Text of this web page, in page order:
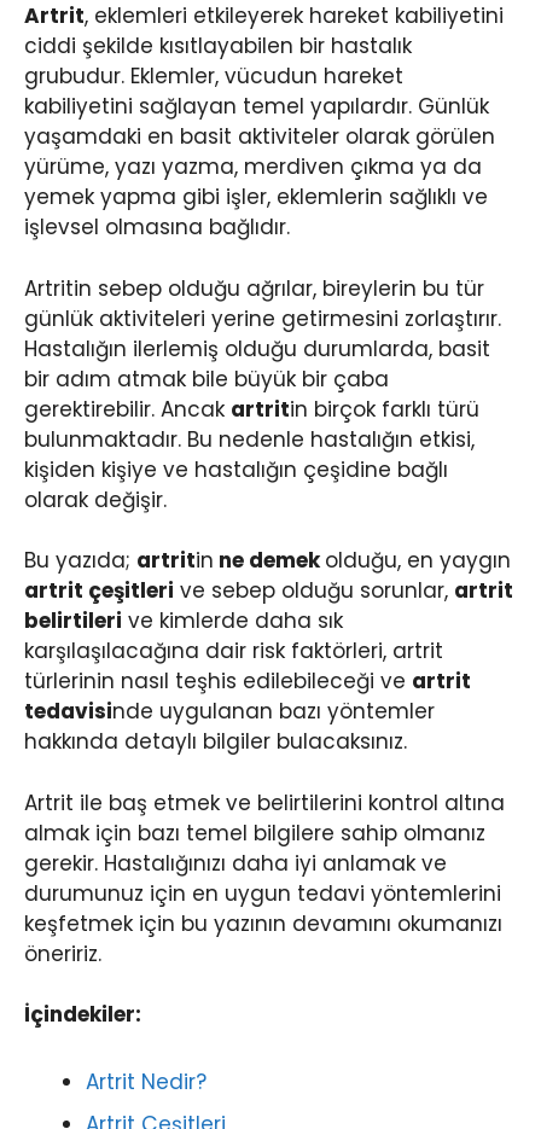
Artrit, eklemleri etkileyerek hareket kabiliyetini
ciddi şekilde kısıtlayabilen bir hastalık
grubudur. Eklemler, vücudun hareket
kabiliyetini sağlayan temel yapılardır. Günlük
yaşamdaki en basit aktiviteler olarak görülen
yürüme, yazı yazma, merdiven çıkma ya da
yemek yapma gibi işler, eklemlerin sağlıklı ve
işlevsel olmasına bağlıdır.
Artritin sebep olduğu ağrılar, bireylerin bu tür
günlük aktiviteleri yerine getirmesini zorlaştırır.
Hastalığın ilerlemiş olduğu durumlarda, basit
bir adım atmak bile büyük bir çaba
gerektirebilir. Ancak artritin birçok farklı türü
bulunmaktadır. Bu nedenle hastalığın etkisi,
kişiden kişiye ve hastalığın çeşidine bağlı
olarak değişir.
Bu yazıda; artritin ne demekolduğu, en yaygın
artrit çeşitleri ve sebep olduğu sorunlar, artrit
belirtileri ve kimlerde daha sık
karşılaşılacağına dair risk faktörleri, artrit
türlerinin nasıl teşhis edilebileceği ve artrit
tedavisinde uygulanan bazı yöntemler
hakkında detaylı bilgiler bulacaksınız.
Artrit ile baş etmek ve belirtilerini kontrol altına
almak için bazı temel bilgilere sahip olmanız
gerekir. Hastalığınızı daha iyi anlamak ve
durumunuz için en uygun tedavi yöntemlerini
keşfetmek için bu yazının devamını okumanızı
öneririz.
İçindekiler:
Artrit Nedir?